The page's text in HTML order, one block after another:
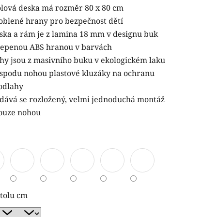
deska má rozměr 80 x 80 cm
hrany pro bezpečnost dětí
a rám je z lamina 18 mm v designu buk
ABS hranou v barvách
jsou z masivního buku v ekologickém laku
nohou plastové kluzáky na ochranu
se rozložený, velmi jednoduchá montáž
nohou
cm